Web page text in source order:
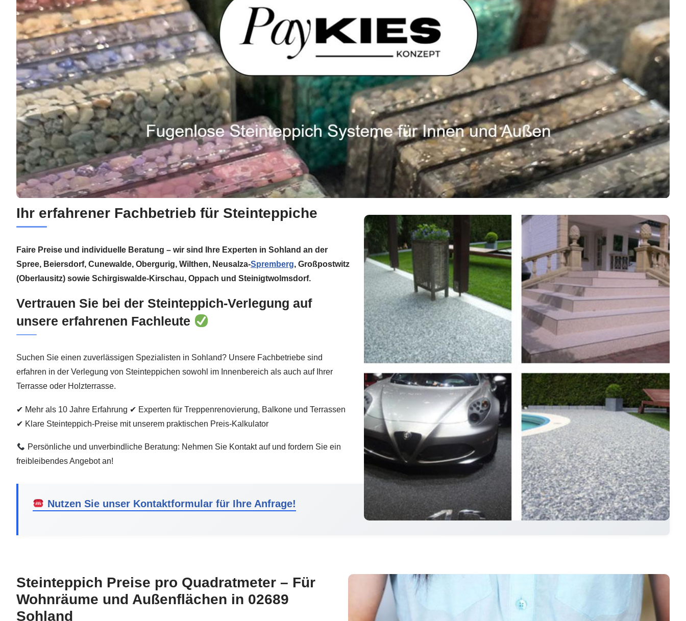
Ihr erfahrener Fachbetrieb für Steinteppiche
Faire Preise und individuelle Beratung – wir sind Ihre Experten in Sohland an der
Spree, Beiersdorf, Cunewalde, Obergurig, Wilthen, Neusalza-Spremberg, Großpostwitz
(Oberlausitz) sowie Schirgiswalde-Kirschau, Oppach und Steinigtwolmsdorf.
Vertrauen Sie bei der Steinteppich-Verlegung auf
unsere erfahrenen Fachleute
Suchen Sie einen zuverlässigen Spezialisten in Sohland? Unsere Fachbetriebe sind
erfahren in der Verlegung von Steinteppichen sowohl im Innenbereich als auch auf Ihrer
Terrasse oder Holzterrasse.
✔ Mehr als 10 Jahre Erfahrung ✔ Experten für Treppenrenovierung, Balkone und Terrassen
✔ Klare Steinteppich-Preise mit unserem praktischen Preis-Kalkulator
Persönliche und unverbindliche Beratung: Nehmen Sie Kontakt auf und fordern Sie ein
freibleibendes Angebot an!
Nutzen Sie unser Kontaktformular für Ihre Anfrage!
Steinteppich Preise pro Quadratmeter – Für
Wohnräume und Außenflächen in 02689
Sohland